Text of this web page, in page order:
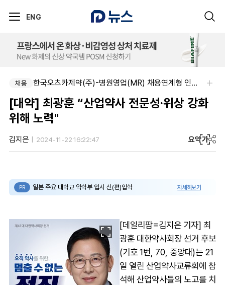
ENG
채용 한국오츠카제약(주)-병원영업(MR) 채용연계형 인턴(신입사원) 모집 공고
[대약] 최광훈 “산업약사 전문성·위상 강화
위해 노력"
김지은 2024-11-22 16:22:47 요약가
PR 일본 주요 대학교 약학부 입시 신(편)입학 자세히보기
[데일리팜=김지은 기자] 최
광훈 대한약사회장 선거 후보
(기호 1번, 70, 중앙대)는 21
일 열린 산업약사교류회에 참
석해 산업약사들의 노고를 치